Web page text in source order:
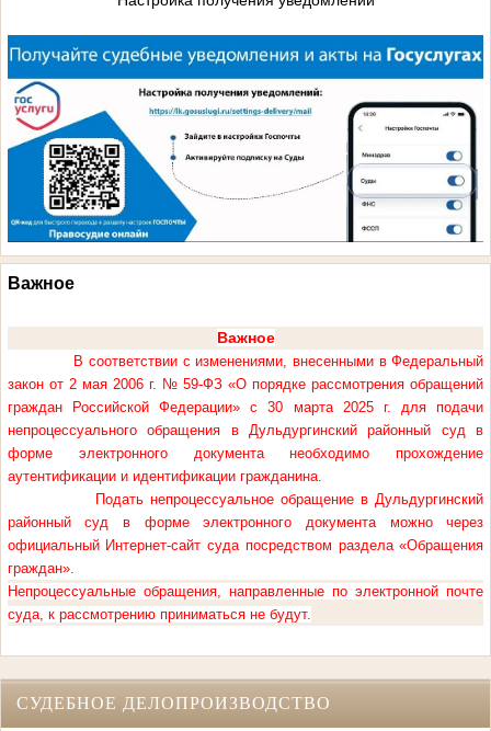
Важное
Важное
В соответствии с изменениями, внесенными в Федеральный
закон от 2 мая 2006 г. № 59-ФЗ «О порядке рассмотрения обращений
граждан Российской Федерации» с 30 марта 2025 г. для подачи
непроцессуального обращения в Дульдургинский районный суд в
форме электронного документа необходимо прохождение
аутентификации и идентификации гражданина.
Подать непроцессуальное обращение в Дульдургинский
районный суд в форме электронного документа можно через
официальный Интернет-сайт суда посредством раздела «Обращения
граждан».
Непроцессуальные обращения, направленные по электронной почте
суда, к рассмотрению приниматься не будут.
СУДЕБНОЕ ДЕЛОПРОИЗВОДСТВО